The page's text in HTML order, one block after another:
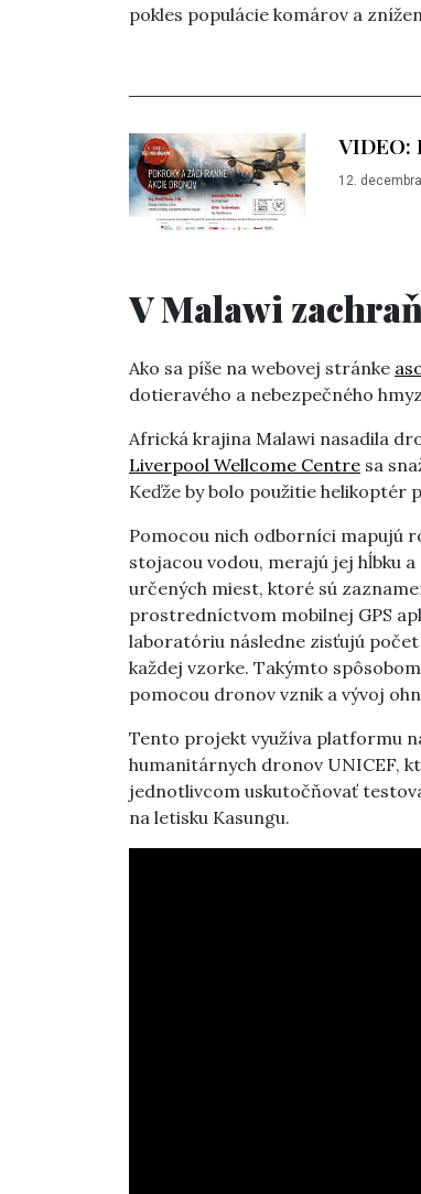
pokles populácie komárov a
VIDEO:
12.
V Malawi
Ako sa píše na webovej stránke
dotieravého a nebezpečného
Africká krajina Malawi nasadila
Liverpool Wellcome Centre sa
Keďže by bolo použitie helikoptér
Pomocou nich odborníci mapujú
stojacou vodou, merajú jej hĺbku
určených miest, ktoré sú
prostredníctvom mobilnej GPS
laboratóriu následne zisťujú
každej vzorke. Takýmto
pomocou dronov vznik a vývoj
Tento projekt využíva platformu
humanitárnych dronov UNICEF,
jednotlivcom uskutočňovať
na letisku Kasungu.